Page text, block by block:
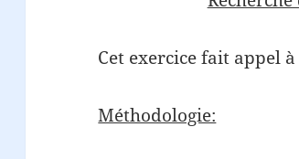
Cet exercice fait appel
Méthodologie: